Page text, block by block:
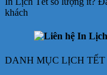
khách
DANH MỤC LỊCH TẾT